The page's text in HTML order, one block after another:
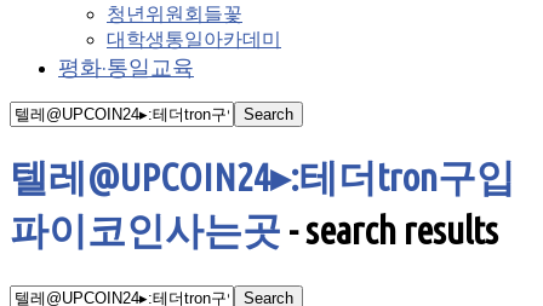
청년위원회들꽃
대학생통일아카데미
평화·통일교육
텔레@UPCOIN24▸:테더tron구입
파이코인사는곳 -search results